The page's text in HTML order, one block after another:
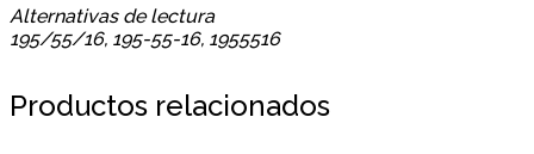
Alternativas de lectura
195/55/16, 195-55-16, 1955516
Productos relacionados